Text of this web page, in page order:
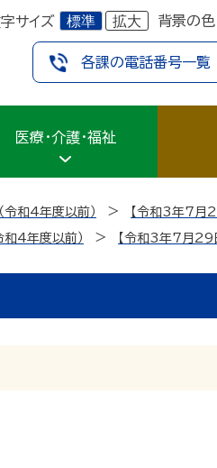
サイズ 標準 拡大 背景の色
各課の電話番号一覧
医療・介護・福祉
令和4年度以前）
【令和3年7月
和4年度以前） 【令和3年7月29